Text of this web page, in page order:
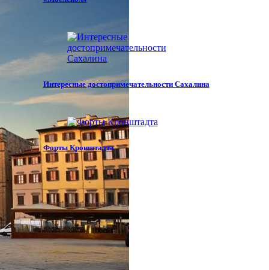
Интересные достопримечательности Сахалина
Форты Кронштадта